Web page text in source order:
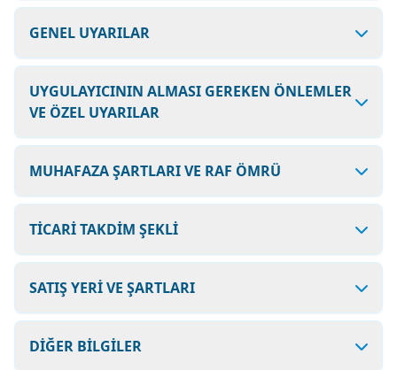
GENEL UYARILAR
UYGULAYICININ ALMASI GEREKEN ÖNLEMLER
VE ÖZEL UYARILAR
MUHAFAZA ŞARTLARI VE RAF ÖMRÜ
TİCARİ TAKDİM ŞEKLİ
SATIŞ YERİ VE ŞARTLARI
DİĞER BİLGİLER